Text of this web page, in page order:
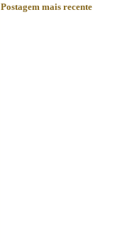
Postagem mais recente